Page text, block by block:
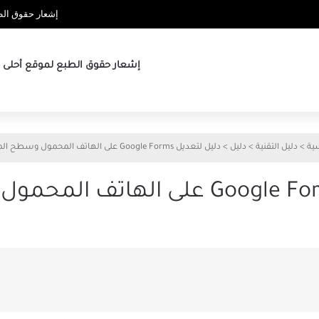
إشعار حقوق
إشعار حقوق الطبع لموقع أحلى
> دليل التقنية > دليل > دليل لتعديل Google Forms على الهاتف المحمول وسطح المكتب